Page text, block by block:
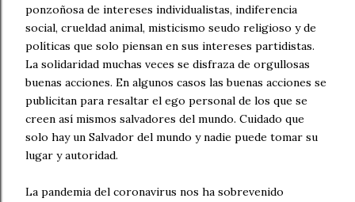
ponzoñosa de intereses individualistas, indiferencia
social, crueldad animal, misticismo seudo religioso y de
políticas que solo piensan en sus intereses partidistas.
La solidaridad muchas veces se disfraza de orgullosas
buenas acciones. En algunos casos las buenas acciones se
publicitan para resaltar el ego personal de los que se
creen así mismos salvadores del mundo. Cuidado que
solo hay un Salvador del mundo y nadie puede tomar su
lugar y autoridad.
La pandemia del coronavirus nos ha sobrevenido